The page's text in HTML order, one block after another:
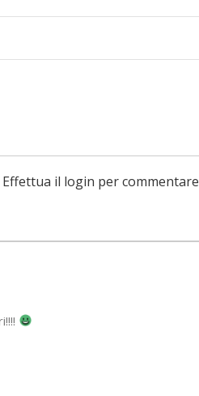
Effettua il login per commentare